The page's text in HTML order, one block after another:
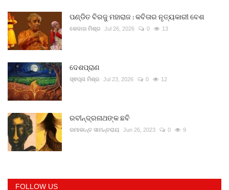
ପଣ୍ଡିତ ବିରଜୁ ମହାରାଜ : କବିତାର ନୃତ୍ୟକାରୀ ବେଶ
କେଦାର ମିଶ୍ର Jul 26, 2026 0 13
ଦେଶପ୍ରାଣ
ସ୍ଵପ୍ନା ମିଶ୍ର Jul 23, 2026 0 12
ରବୀନ୍ଦ୍ରନାଥଙ୍କ ଛବି
ରମାକାନ୍ତ ସାମନ୍ତରାୟ Jun 26, 2023 0 9
FOLLOW US